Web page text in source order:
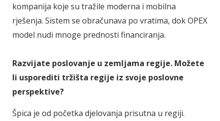
kompanija koje su tražile moderna i mobilna
rješenja. Sistem se obračunava po vratima, dok OPEX
model nudi mnoge prednosti financiranja.
Razvijate poslovanje u zemljama regije. Možete
li usporediti tržišta regije iz svoje poslovne
perspektive?
Špica je od početka djelovanja prisutna u regiji.